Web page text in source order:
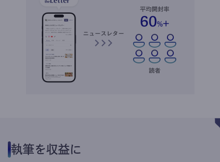
執筆を収益に